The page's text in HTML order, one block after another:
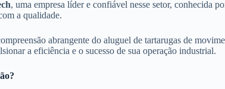
, uma empresa líder e confiável nesse setor, conhecida
a qualidade.
abrangente do aluguel de tartarugas de
a eficiência e o sucesso de sua operação industrial.